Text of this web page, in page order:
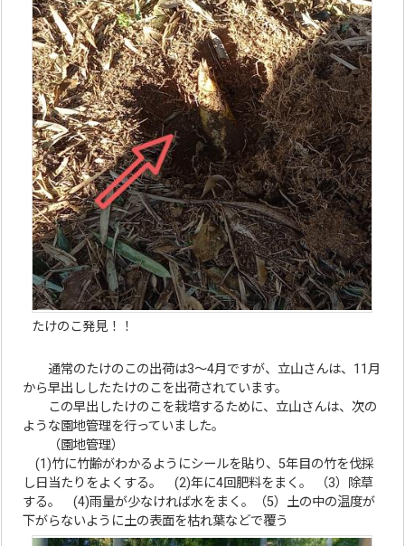
たけのこ発見！！
通常のたけのこの出荷は3～4月ですが、立山さんは、11月
から早出ししたたけのこを出荷されています。
この早出したけのこを栽培するために、立山さんは、次の
ような園地管理を行っていました。
（園地管理）
(1)竹に竹齢がわかるようにシールを貼り、5年目の竹を伐採
し日当たりをよくする。 (2)年に4回肥料をまく。 （3）除草
する。 (4)雨量が少なければ水をまく。（5）土の中の温度が
下がらないように土の表面を枯れ葉などで覆う